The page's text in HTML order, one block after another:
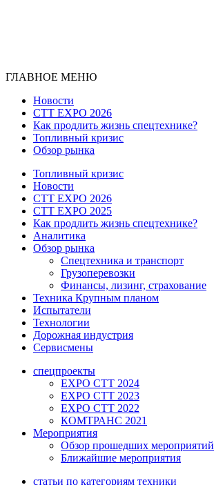
ГЛАВНОЕ МЕНЮ
Новости
CTT EXPO 2026
Как продлить жизнь спецтехнике?
Топливный кризис
Обзор рынка
Топливный кризис
Новости
CTT EXPO 2026
CTT EXPO 2025
Как продлить жизнь спецтехнике?
Аналитика
Обзор рынка
Спецтехника и транспорт
Грузоперевозки
Финансы, лизинг, страхование
Техника Крупным планом
Испытатели
Технологии
Дорожная индустрия
Сервисмены
спецпроекты
EXPO CTT 2024
EXPO CTT 2023
EXPO CTT 2022
КОМТРАНС 2021
Мероприятия
Обзор прошедших мероприятий
Ближайшие мероприятия
статьи по категориям техники